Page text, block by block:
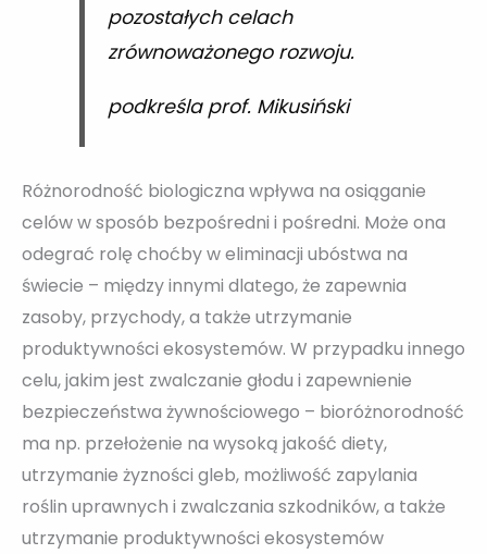
pozostałych celach
zrównoważonego rozwoju.
podkreśla prof. Mikusiński
Różnorodność biologiczna wpływa na osiąganie
celów w sposób bezpośredni i pośredni. Może ona
odegrać rolę choćby w eliminacji ubóstwa na
świecie – między innymi dlatego, że zapewnia
zasoby, przychody, a także utrzymanie
produktywności ekosystemów. W przypadku innego
celu, jakim jest zwalczanie głodu i zapewnienie
bezpieczeństwa żywnościowego – bioróżnorodność
ma np. przełożenie na wysoką jakość diety,
utrzymanie żyzności gleb, możliwość zapylania
roślin uprawnych i zwalczania szkodników, a także
utrzymanie produktywności ekosystemów